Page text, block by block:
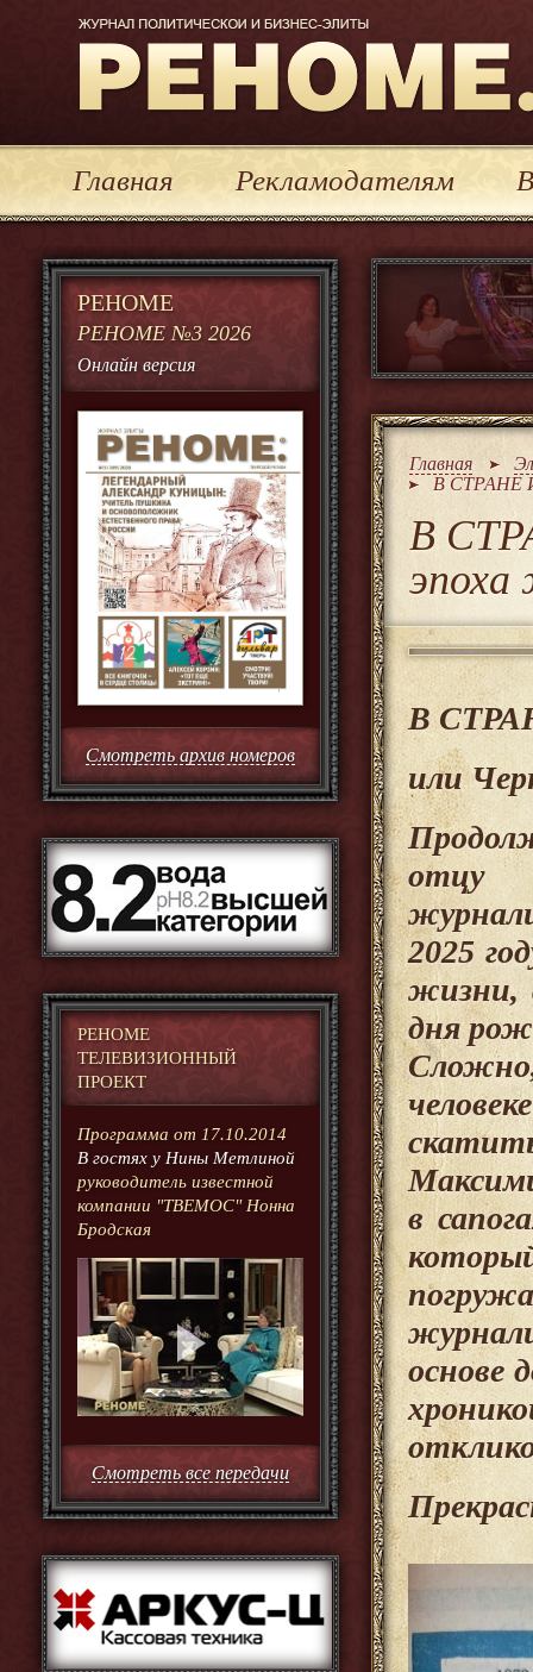
Главная Рекламодателям
РЕНОМЕ
РЕНОМЕ №3 2026
Онлайн версия
Смотреть архив номеров
РЕНОМЕ
ТЕЛЕВИЗИОННЫЙ
ПРОЕКТ
Программа от 17.10.2014
В гостях у Нины Метлиной
руководитель известной
компании "ТВЕМОС" Нонна
Бродская
Смотреть все передачи
Главная
В СТРАНЕ
В
эпоха
В
или
отцу
2025
жизни,
дня
в
основе